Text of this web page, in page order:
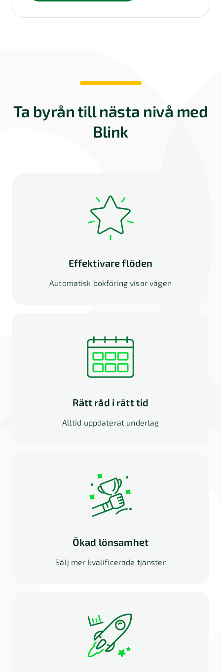
Ta byrån till nästa nivå med
Blink
Effektivare flöden
Automatisk bokföring visar vägen
Rätt råd i rätt tid
Alltid uppdaterat underlag
Ökad lönsamhet
Sälj mer kvalificerade tjänster